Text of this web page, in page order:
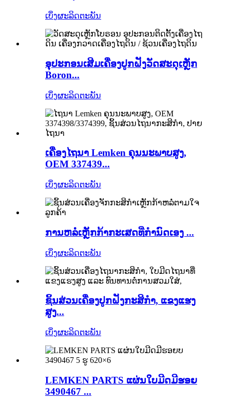
ເບິ່ງຜະລິດຕະພັນ
ອຸປະກອນເສີມເຄື່ອງປູກຝັງວັດສະດຸເຫຼັກ
Boron...
ເບິ່ງຜະລິດຕະພັນ
ເຄື່ອງໄຖນາ Lemken ຄຸນນະພາບສູງ,
OEM 337439...
ເບິ່ງຜະລິດຕະພັນ
ການຫລໍ່ເຫຼັກກ້າກະເສດທີ່ກຳນົດເອງ ...
ເບິ່ງຜະລິດຕະພັນ
ຊິ້ນສ່ວນເຄື່ອງປູກຝັງກະສິກຳ, ແຂງແຮງ
ສູງ...
ເບິ່ງຜະລິດຕະພັນ
LEMKEN PARTS ແຜ່ນໃບມີດມີຮອຍ
3490467 ...